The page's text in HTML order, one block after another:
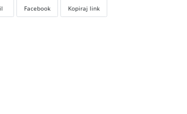
Facebook Kopiraj link